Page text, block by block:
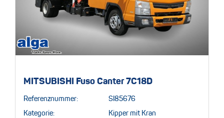
MITSUBISHI Fuso Canter 7C18D
Referenznummer: SI85676
Kategorie: Kipper mit Kran